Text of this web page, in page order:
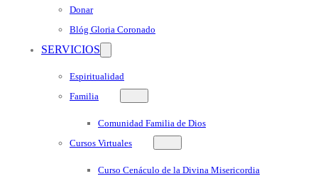
Donar
Blóg Gloria Coronado
SERVICIOS
Espiritualidad
Familia
Comunidad Familia de Dios
Cursos Virtuales
Curso Cenáculo de la Divina Misericordia